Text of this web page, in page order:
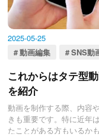
2025-05-25
動画編集
SNS動
これからはタテ型
を紹介
動画を制作する際、内容
きも重要です。特に近年
たことがある方もいるか